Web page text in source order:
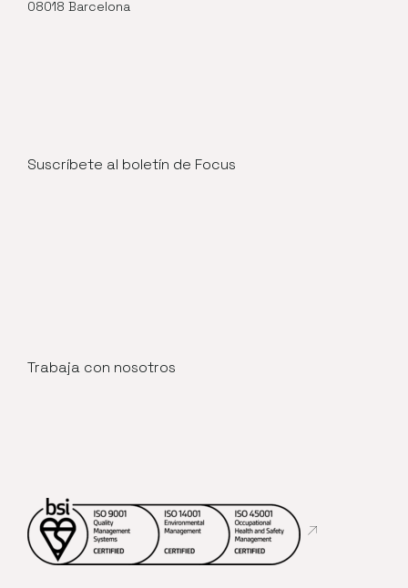
08018 Barcelona
Suscríbete al boletín de Focus
Trabaja con nosotros